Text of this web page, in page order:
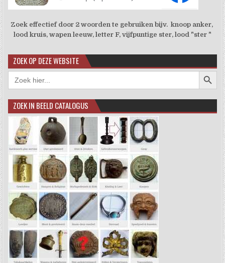
Zoek effectief door 2 woorden te gebruiken bijv. knoop anker,
lood kruis, wapen leeuw, letter F, vijfpuntige ster, lood "ster "
ZOEK OP DEZE WEBSITE
Zoek
naar:
ZOEK IN BEELD CATALOGUS